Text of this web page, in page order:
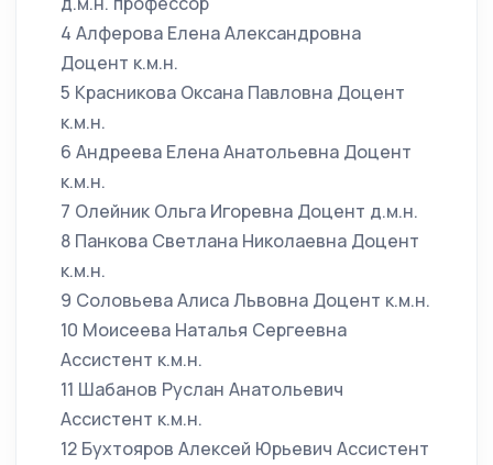
4 Алферова Елена Александровна
Доцент к.м.н.
5 Красникова Оксана Павловна Доцент
к.м.н.
6 Андреева Елена Анатольевна Доцент
к.м.н.
7 Олейник Ольга Игоревна Доцент д.м.н.
8 Панкова Светлана Николаевна Доцент
к.м.н.
9 Соловьева Алиса Львовна Доцент к.м.н.
10 Моисеева Наталья Сергеевна
Ассистент к.м.н.
11 Шабанов Руслан Анатольевич
Ассистент к.м.н.
12 Бухтояров Алексей Юрьевич Ассистент